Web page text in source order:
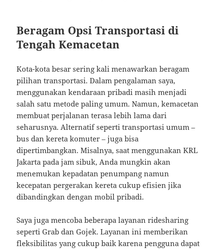
Beragam Opsi Transportasi di
Tengah Kemacetan
Kota-kota besar sering kali menawarkan beragam
pilihan transportasi. Dalam pengalaman saya,
menggunakan kendaraan pribadi masih menjadi
salah satu metode paling umum. Namun, kemacetan
membuat perjalanan terasa lebih lama dari
seharusnya. Alternatif seperti transportasi umum –
bus dan kereta komuter – juga bisa
dipertimbangkan. Misalnya, saat menggunakan KRL
Jakarta pada jam sibuk, Anda mungkin akan
menemukan kepadatan penumpang namun
kecepatan pergerakan kereta cukup efisien jika
dibandingkan dengan mobil pribadi.
Saya juga mencoba beberapa layanan ridesharing
seperti Grab dan Gojek. Layanan ini memberikan
fleksibilitas yang cukup baik karena pengguna dapat